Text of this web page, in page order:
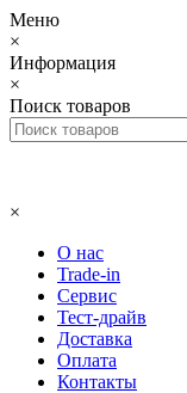
Меню
×
Информация
×
Поиск товаров
×
О нас
Trade-in
Сервис
Тест-драйв
Доставка
Оплата
Контакты